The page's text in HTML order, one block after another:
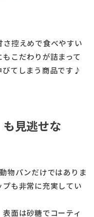
控えめで食べやすい
こだわりが詰まって
びてしまう商品です♪
見逃せな
物パンだけではありま
も非常に充実してい
面は砂糖でコーティ